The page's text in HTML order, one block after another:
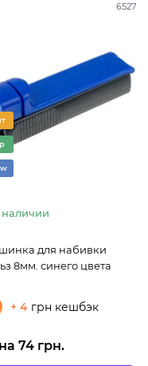
6527
для набивки
8мм. синего цвета
+ 4 грн кешбэк
74 грн.